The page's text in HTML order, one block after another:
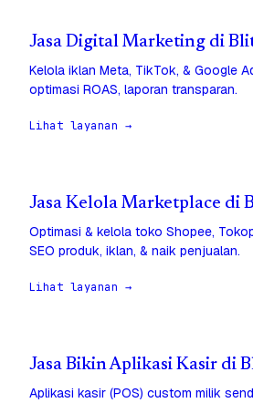
Jasa Digital Marketing di
Kelola iklan Meta, TikTok, & Google
optimasi ROAS, laporan transparan.
Lihat layanan →
Jasa Kelola Marketplace di
Optimasi & kelola toko Shopee,
SEO produk, iklan, & naik penjualan.
Lihat layanan →
Jasa Bikin Aplikasi Kasir di
Aplikasi kasir (POS) custom milik